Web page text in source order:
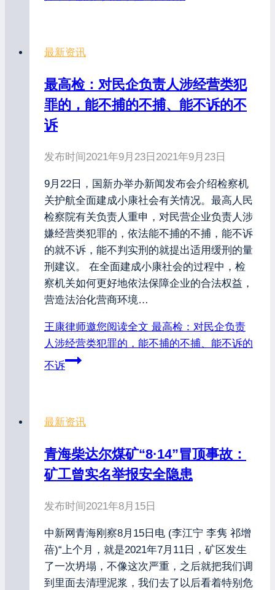
最新资讯
最高检：对民企负责人涉经营类犯
罪的，能不捕的不捕、能不诉的不
诉
发布时间2021年9月23日 2021年9月23日
9月22日，国新办举办新闻发布会介绍检察机
关护航全面建成小康社会有关情况。最高人民
检察院有关负责人重申，对民营企业负责人涉
嫌经营类犯罪的，依法能不捕的不捕，能不诉
的就不诉，能不判实刑的就提出适用缓刑的量
刑建议。 在全面建成小康社会的过程中，检
察机关如何更好地依法保障企业的合法权益，
营造法治化营商环境…
王康律师邀您阅读全文 最高检：对民企负责
人涉经营类犯罪的，能不捕的不捕、能不诉的
不诉
最新资讯
青海柴达尔煤矿“8·14”冒顶事故：
矿工曾实名举报安全隐患
发布时间2021年8月15日
中新网青海刚察8月15日电 (李江宁 李隽 祁增
蓓)“上个月，就是2021年7月11日，矿区发生
了一次坍塌，不像这次严重，之后就把我们调
到里面去清理泥浆，我们去了以后看着特别危